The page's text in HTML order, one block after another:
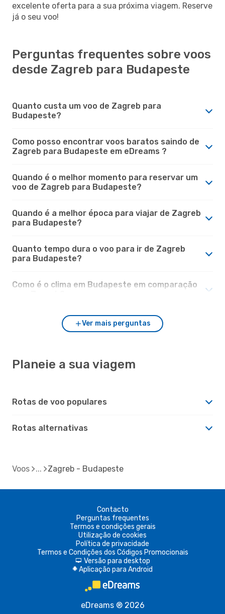
excelente oferta para a sua próxima viagem. Reserve
já o seu voo!
Perguntas frequentes sobre voos
desde Zagreb para Budapeste
Quanto custa um voo de Zagreb para
Budapeste?
Como posso encontrar voos baratos saindo de
Zagreb para Budapeste em eDreams ?
Quando é o melhor momento para reservar um
voo de Zagreb para Budapeste?
Quando é a melhor época para viajar de Zagreb
para Budapeste?
Quanto tempo dura o voo para ir de Zagreb
para Budapeste?
Como é o clima em Budapeste em comparação
Ver mais perguntas
Planeie a sua viagem
Rotas de voo populares
Rotas alternativas
Voos Zagreb - Budapeste
Contacto
Perguntas frequentes
Termos e condições gerais
Utilização de cookies
Política de privacidade
Termos e Condições dos Códigos Promocionais
d Versão para desktop
A Aplicação para Android
eDreams ® 2026